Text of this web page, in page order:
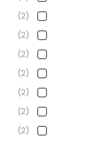
(2)
(2)
(2)
(2)
(2)
(2)
(2)